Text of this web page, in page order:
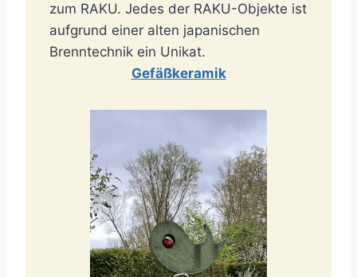
zum RAKU. Jedes der RAKU-Objekte ist
aufgrund einer alten japanischen
Brenntechnik ein Unikat.
Gefäßkeramik